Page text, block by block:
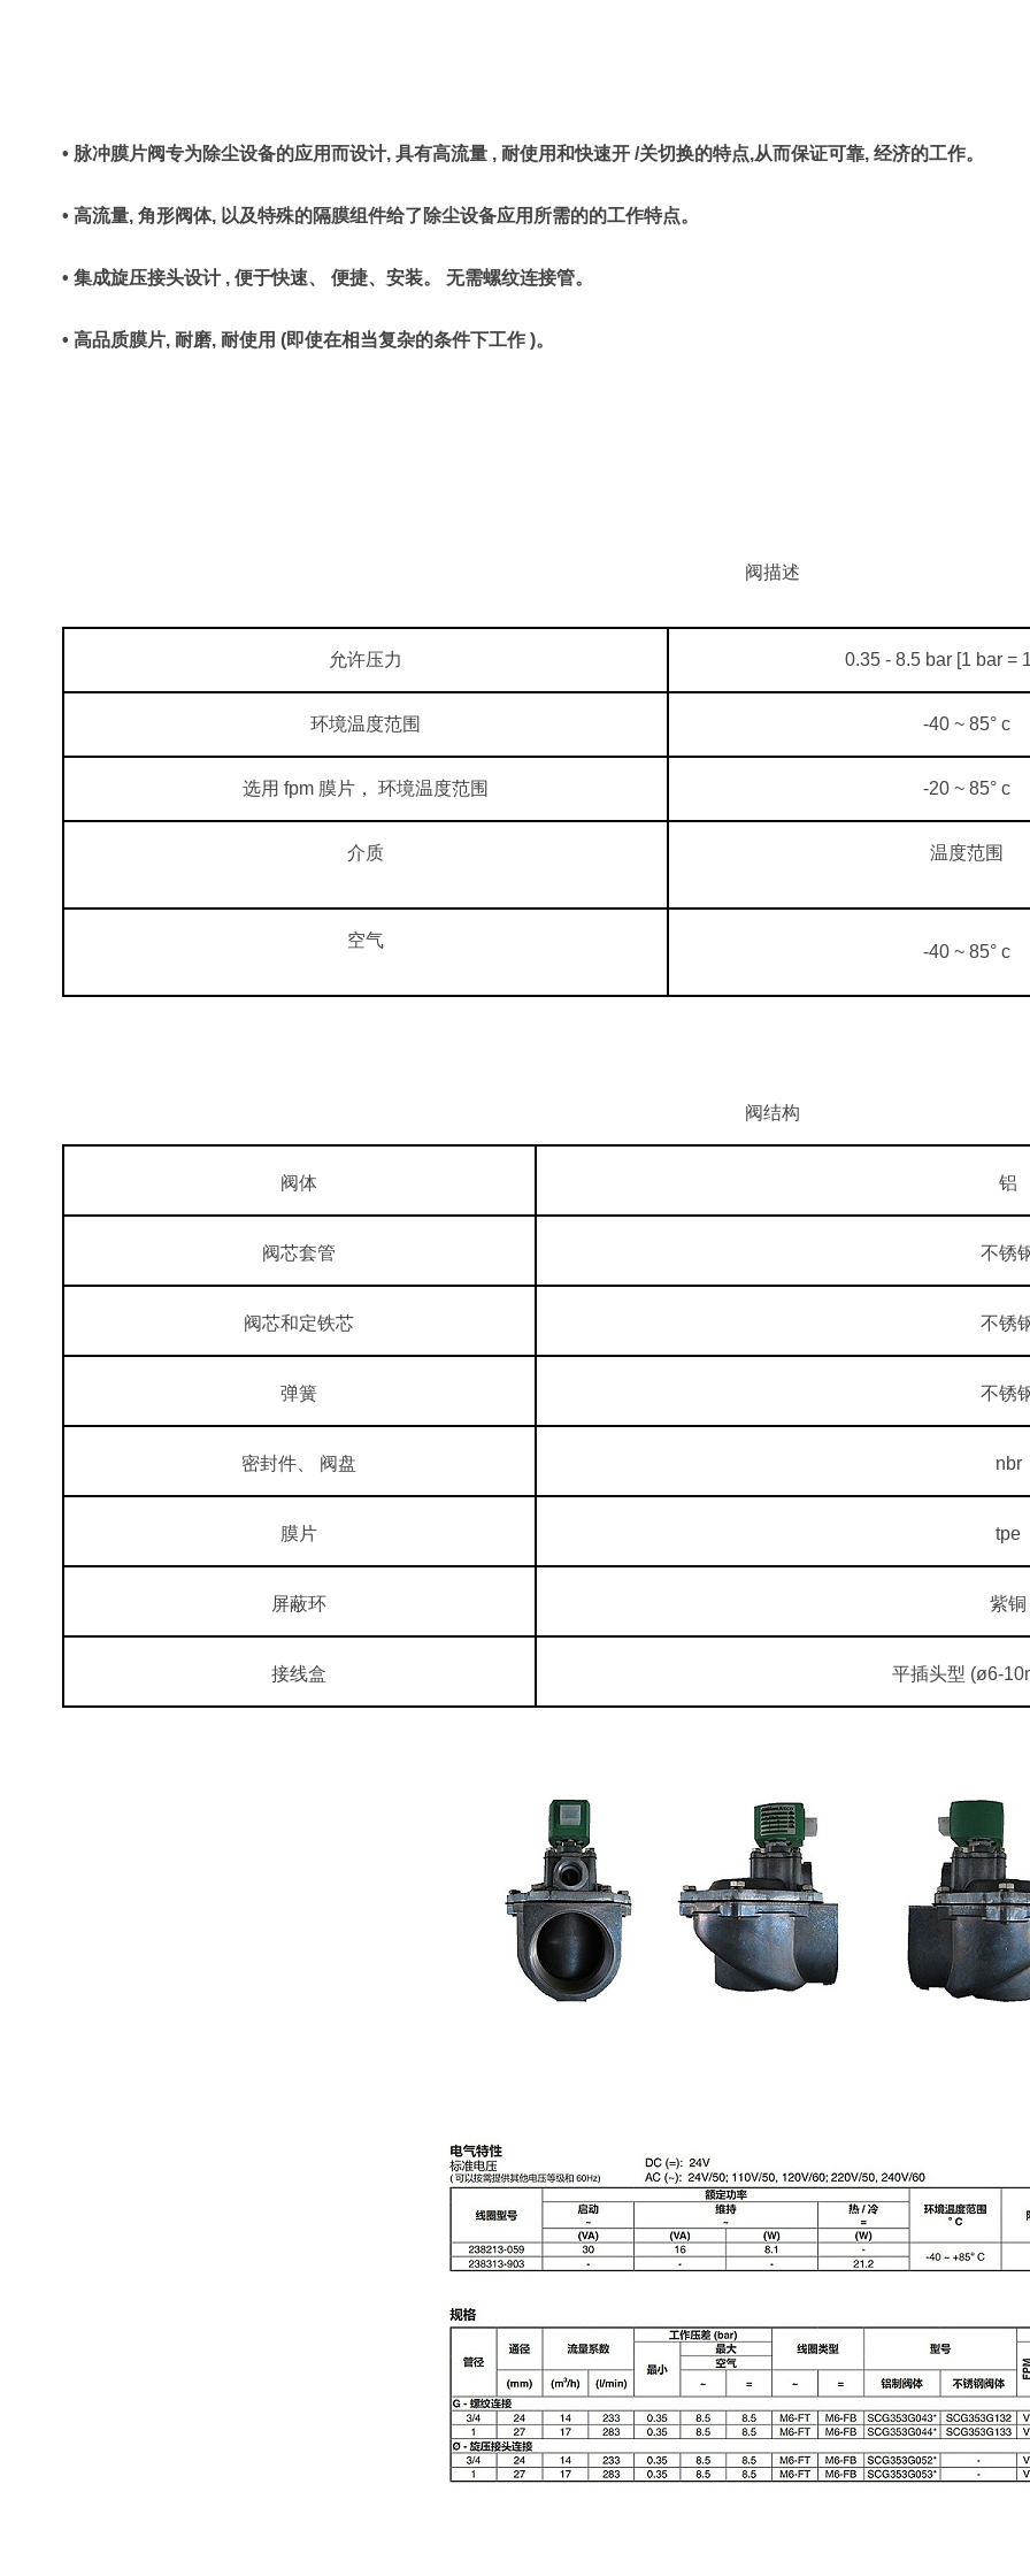
• 脉冲膜片阀专为除尘设备的应用而设计, 具有高流量 , 耐使用和快速开 /关切换的特点,从而保证可靠, 经济的工作。
• 高流量, 角形阀体, 以及特殊的隔膜组件给了除尘设备应用所需的的工作特点。
• 集成旋压接头设计 , 便于快速、 便捷、安装。 无需螺纹连接管。
• 高品质膜片, 耐磨, 耐使用 (即使在相当复杂的条件下工作 )。
阀描述
允许压力 0.35 - 8.5 bar [1 bar =
环境温度范围 -40 ~ 85° c
选用 fpm 膜片， 环境温度范围 -20 ~ 85° c
介质 温度范围
空气
-40 ~ 85° c
阀结构
阀体 铝
阀芯套管 不锈
阀芯和定铁芯 不锈
弹簧 不锈
密封件、 阀盘 nbr
膜片 tpe
屏蔽环 紫铜
接线盒 平插头型 (ø6-